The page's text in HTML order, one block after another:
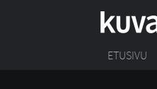
ETUSIVU